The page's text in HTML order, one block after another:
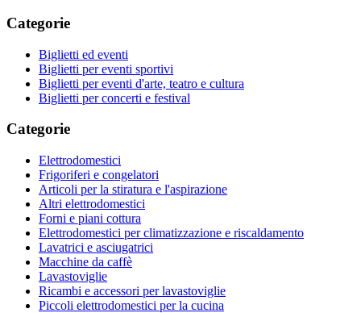
Categorie
Biglietti ed eventi
Biglietti per eventi sportivi
Biglietti per eventi d'arte, teatro e cultura
Biglietti per concerti e festival
Categorie
Elettrodomestici
Frigoriferi e congelatori
Articoli per la stiratura e l'aspirazione
Altri elettrodomestici
Forni e piani cottura
Elettrodomestici per climatizzazione e riscaldamento
Lavatrici e asciugatrici
Macchine da caffè
Lavastoviglie
Ricambi e accessori per lavastoviglie
Piccoli elettrodomestici per la cucina